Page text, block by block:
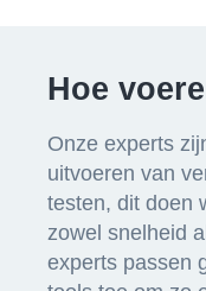
Hoe
Onze experts
uitvoeren van
testen, dit doen
zowel snelheid
experts passen